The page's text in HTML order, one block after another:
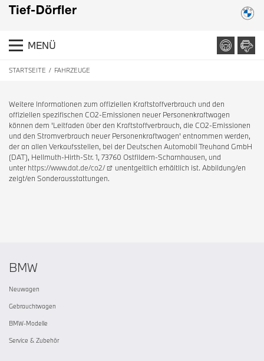
MENÜ
STARTSEITE FAHRZEUGE
Weitere Informationen zum offiziellen Kraftstoffverbrauch und den
offiziellen spezifischen CO2-Emissionen neuer Personenkraftwagen
können dem 'Leitfaden über den Kraftstoffverbrauch, die CO2-Emissionen
und den Stromverbrauch neuer Personenkraftwagen' entnommen werden,
der an allen Verkaufsstellen, bei der Deutschen Automobil Treuhand GmbH
(DAT), Hellmuth-Hirth-Str. 1, 73760 Ostfildern-Scharnhausen, und
unter https://www.dat.de/co2/
unentgeltlich erhältlich ist. Abbildung/en
zeigt/en Sonderausstattungen.
BMW
Neuwagen
Gebrauchtwagen
BMW-Modelle
Service & Zubehör